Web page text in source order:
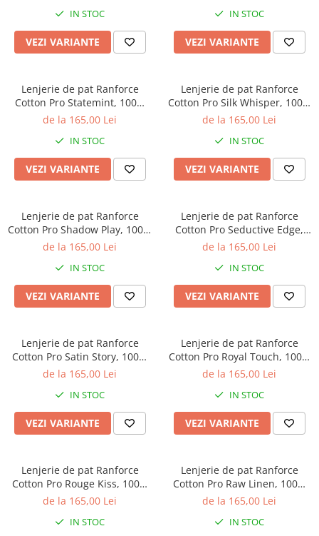
Cu ursuleti
IN STOC
VEZI VARIANTE
IN STOC
VEZI VARIANTE
Lenjerie de pat Ranforce
Cotton Pro Statemint, 100%
bumbac, alb, imprimeu floral
de la 165,00 Lei
IN STOC
VEZI VARIANTE
Lenjerie de pat Ranforce
Cotton Pro Silk Whisper, 100%
bumbac, alb, imprimeu cu
de la 165,00 Lei
IN STOC
VEZI VARIANTE
Lenjerie de pat Ranforce
Cotton Pro Shadow Play, 100%
bumbac, bej, imprimeu
de la 165,00 Lei
IN STOC
VEZI VARIANTE
Lenjerie de pat Ranforce
Cotton Pro Seductive Edge,
100% bumbac, bej, imprimeu
de la 165,00 Lei
IN STOC
VEZI VARIANTE
Lenjerie de pat Ranforce
Cotton Pro Satin Story, 100%
bumbac, gri deschis,
de la 165,00 Lei
IN STOC
VEZI VARIANTE
Lenjerie de pat Ranforce
Cotton Pro Royal Touch, 100%
bumbac, alb, imprimeu floral
de la 165,00 Lei
IN STOC
VEZI VARIANTE
Lenjerie de pat Ranforce
Cotton Pro Rouge Kiss, 100%
bumbac, alb, imprimeu
de la 165,00 Lei
IN STOC
Lenjerie de pat Ranforce
Cotton Pro Raw Linen, 100%
bumbac, bej, imprimeu
de la 165,00 Lei
IN STOC